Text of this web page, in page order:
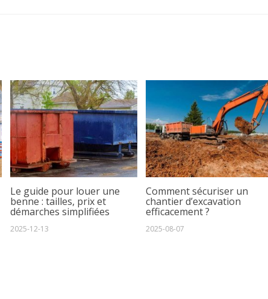
Le guide pour louer une
benne : tailles, prix et
démarches simplifiées
2025-12-13
Comment sécuriser un
chantier d’excavation
efficacement ?
2025-08-07